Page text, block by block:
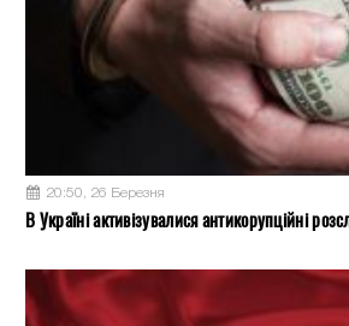
20:50, 26 Березня
В Україні активізувалися антикорупційні